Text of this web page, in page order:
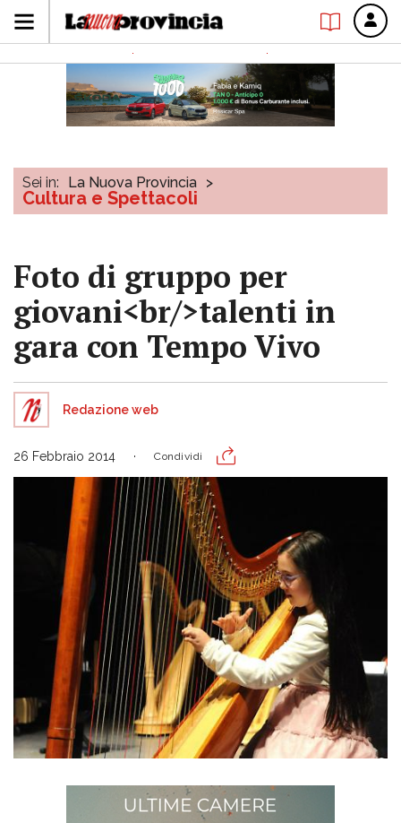
Sei in: La Nuova Provincia >
Cultura e Spettacoli
Foto di gruppo per
giovani<br/>talenti in
gara con Tempo Vivo
Redazione web
26 Febbraio 2014 Condividi